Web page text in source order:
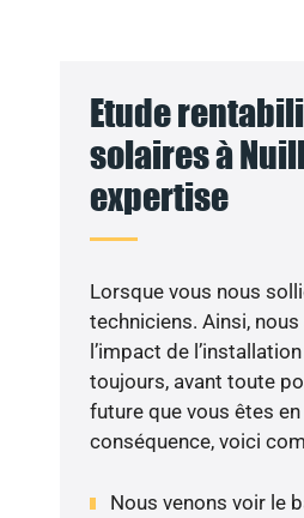
Etude
solaires à
expertise
Lorsque vous nous
techniciens. Ainsi,
l’impact de
toujours, avant toute
future que vous êtes
conséquence, voici
Nous venons voir le